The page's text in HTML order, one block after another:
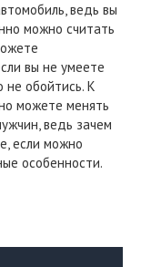
ведь вы
можно считать
вы не умеете
не обойтись. К
можете менять
ведь зачем
если можно
особенности.